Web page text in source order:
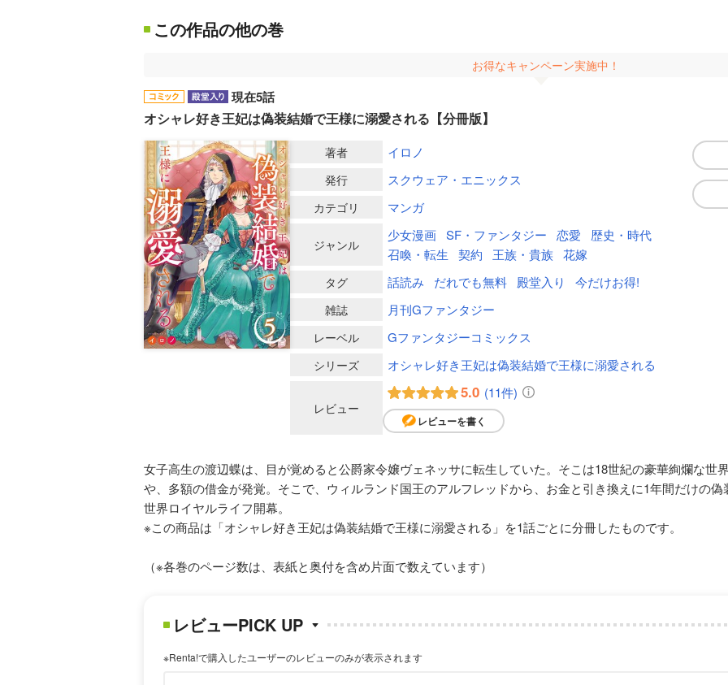
この作品の他の巻
お得なキャンペーン実施中！
現在5話
オシャレ好き王妃は偽装結婚で王様に溺愛される【分冊版】
著者 イロノ
発行 スクウェア・エニックス
カテゴリ マンガ
ジャンル
少女漫画 SF・ファンタジー 恋愛
歴史・時代
召喚・転生
契約 王族・貴族 花嫁
タグ 話読み だれでも無料 殿堂入り 今だけお得!
雑誌 月刊Gファンタジー
レーベル Gファンタジーコミックス
シリーズ オシャレ好き王妃は偽装結婚で王様に溺愛される
レビュー
5.0 (11件)
レビューを書く
女子高生の渡辺蝶は、目が覚めると公爵家令嬢ヴェネッサに転生していた。そこは18世紀の豪華絢爛な世
や、多額の借金が発覚。そこで、ウィルランド国王のアルフレッドから、お金と引き換えに1年間だけの
世界ロイヤルライフ開幕。
※この商品は「オシャレ好き王妃は偽装結婚で王様に溺愛される」を1話ごとに分冊したものです。
（※各巻のページ数は、表紙と奥付を含め片面で数えています）
レビューPICK UP
※Renta!で購入したユーザーのレビューのみが表示されます